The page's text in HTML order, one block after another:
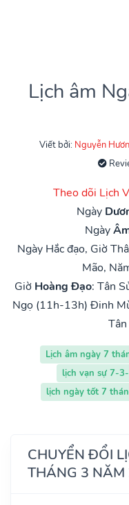
Lịch âm
Viết bởi: Nguyễn
Theo dõi Lịch
Ngày
Ngày
Ngày Hắc đạo, Giờ
Mão,
Giờ Hoàng Đạo: Tân
Ngọ (11h-13h) Đinh
Lịch âm ngày 7
lịch vạn sự 7-
lịch ngày tốt 7
CHUYỂN ĐỔI
THÁNG 3 NĂM